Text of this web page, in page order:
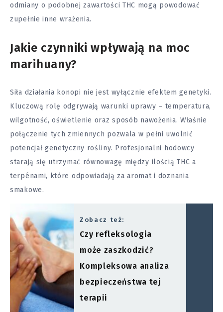
odmiany o podobnej zawartości THC mogą powodować
zupełnie inne wrażenia.
Jakie czynniki wpływają na moc
marihuany?
Siła działania konopi nie jest wyłącznie efektem genetyki.
Kluczową rolę odgrywają warunki uprawy – temperatura,
wilgotność, oświetlenie oraz sposób nawożenia. Właśnie
połączenie tych zmiennych pozwala w pełni uwolnić
potencjał genetyczny rośliny. Profesjonalni hodowcy
starają się utrzymać równowagę między ilością THC a
terpénami, które odpowiadają za aromat i doznania
smakowe.
Zobacz też:
Czy refleksologia
może zaszkodzić?
Kompleksowa analiza
bezpieczeństwa tej
terapii